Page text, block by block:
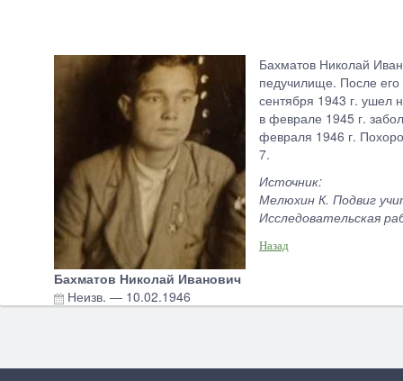
Бахматов Николай Иванович
Неизв. — 10.02.1946
Бахматов Николай
педучилище. После его
сентября 1943 г. ушел
в феврале 1945 г.
февраля 1946 г.
7.
Источник:
Мелюхин К. Подвиг
Исследовательская
Назад